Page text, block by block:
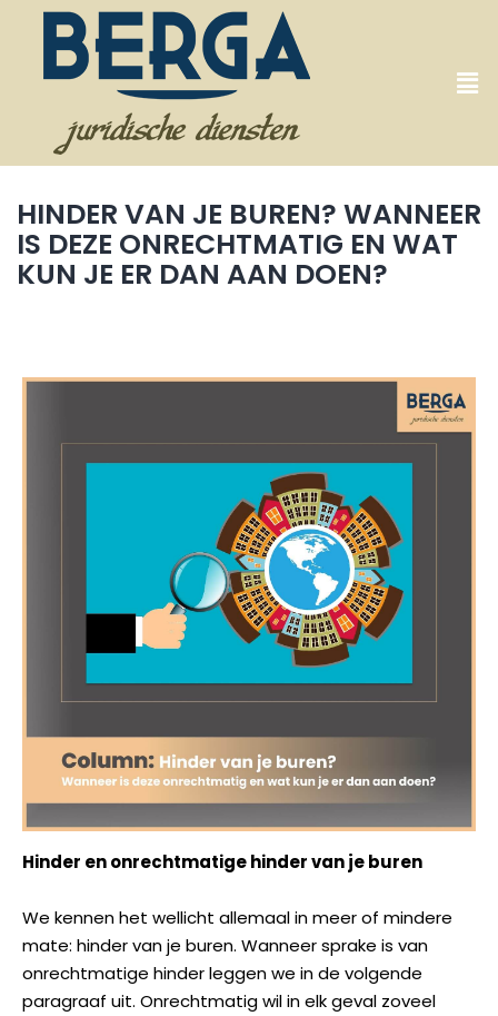
HINDER VAN JE BUREN? WANNEER
IS DEZE ONRECHTMATIG EN WAT
KUN JE ER DAN AAN DOEN?
Hinder en onrechtmatige hinder van je buren
We kennen het wellicht allemaal in meer of mindere
mate: hinder van je buren. Wanneer sprake is van
onrechtmatige hinder leggen we in de volgende
paragraaf uit. Onrechtmatig wil in elk geval zoveel